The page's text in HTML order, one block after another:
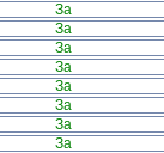
За
За
За
За
За
За
За
За